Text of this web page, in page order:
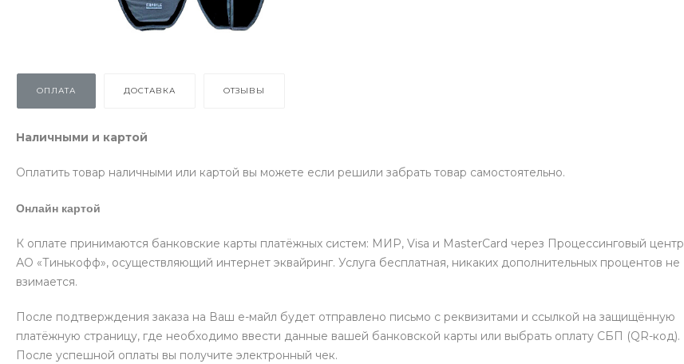
ОПЛАТА ДОСТАВКА ОТЗЫВЫ
Наличными и картой
Оплатить товар наличными или картой вы можете если решили забрать товар самостоятельно.
Онлайн картой
К оплате принимаются банковские карты платёжных систем: МИР, Visa и MasterCard через Процессинговый центр
АО «Тинькофф», осуществляющий интернет эквайринг. Услуга бесплатная, никаких дополнительных процентов не
взимается.
После подтверждения заказа на Ваш е-майл будет отправлено письмо с реквизитами и ссылкой на защищённую
платёжную страницу, где необходимо ввести данные вашей банковской карты или выбрать оплату СБП (QR-код).
После успешной оплаты вы получите электронный чек.